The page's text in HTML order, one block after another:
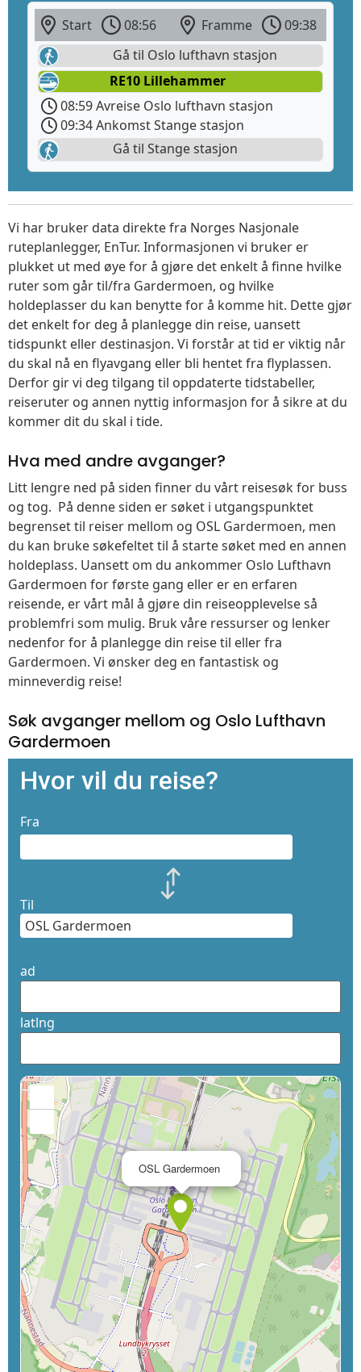
Start 08:56 Framme
09:38
Gå til Oslo lufthavn stasjon
RE10 Lillehammer
08:59 Avreise Oslo lufthavn stasjon
09:34 Ankomst Stange stasjon
Gå til Stange stasjon
Vi har bruker data direkte fra Norges Nasjonale
ruteplanlegger, EnTur. Informasjonen vi bruker er
plukket ut med øye for å gjøre det enkelt å finne hvilke
ruter som går til/fra Gardermoen, og hvilke
holdeplasser du kan benytte for å komme hit. Dette gjør
det enkelt for deg å planlegge din reise, uansett
tidspunkt eller destinasjon. Vi forstår at tid er viktig når
du skal nå en flyavgang eller bli hentet fra flyplassen.
Derfor gir vi deg tilgang til oppdaterte tidstabeller,
reiseruter og annen nyttig informasjon for å sikre at du
kommer dit du skal i tide.
Hva med andre avganger?
Litt lengre ned på siden finner du vårt reisesøk for buss
og tog. På denne siden er søket i utgangspunktet
begrenset til reiser mellom og OSL Gardermoen, men
du kan bruke søkefeltet til å starte søket med en annen
holdeplass. Uansett om du ankommer Oslo Lufthavn
Gardermoen for første gang eller er en erfaren
reisende, er vårt mål å gjøre din reiseopplevelse så
problemfri som mulig. Bruk våre ressurser og lenker
nedenfor for å planlegge din reise til eller fra
Gardermoen. Vi ønsker deg en fantastisk og
minneverdig reise!
Søk avganger mellom og Oslo Lufthavn
Gardermoen
Hvor vil du reise?
Fra
Til
ad
latlng
OSL Gardermoen